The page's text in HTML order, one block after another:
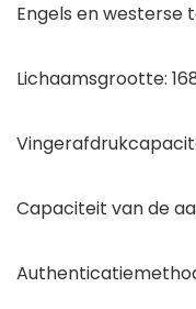
Engels en westerse
Lichaamsgrootte:
Capaciteit van de